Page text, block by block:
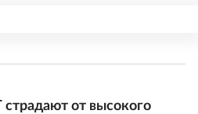
от высокого